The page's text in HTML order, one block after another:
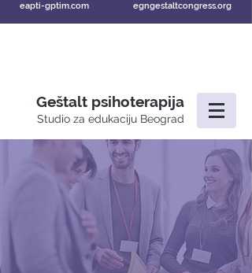
eapti-gptim.com egngestaltcongress.org
Geštalt psihoterapija
Studio za edukaciju Beograd